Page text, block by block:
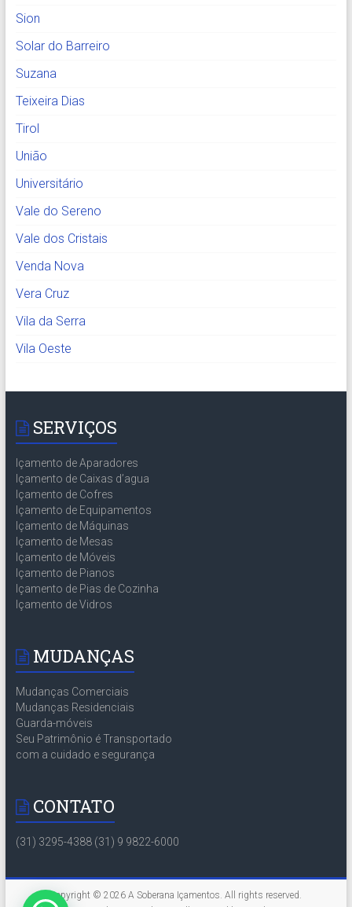
Sion
Solar do Barreiro
Suzana
Teixeira Dias
Tirol
União
Universitário
Vale do Sereno
Vale dos Cristais
Venda Nova
Vera Cruz
Vila da Serra
Vila Oeste
SERVIÇOS
Içamento de Aparadores
Içamento de Caixas d’agua
Içamento de Cofres
Içamento de Equipamentos
Içamento de Máquinas
Içamento de Mesas
Içamento de Móveis
Içamento de Pianos
Içamento de Pias de Cozinha
Içamento de Vidros
MUDANÇAS
Mudanças Comerciais
Mudanças Residenciais
Guarda-móveis
Seu Patrimônio é Transportado
com a cuidado e segurança
CONTATO
(31) 3295-4388 (31) 9 9822-6000
Copyright © 2026A Soberana Içamentos. All rights reserved.